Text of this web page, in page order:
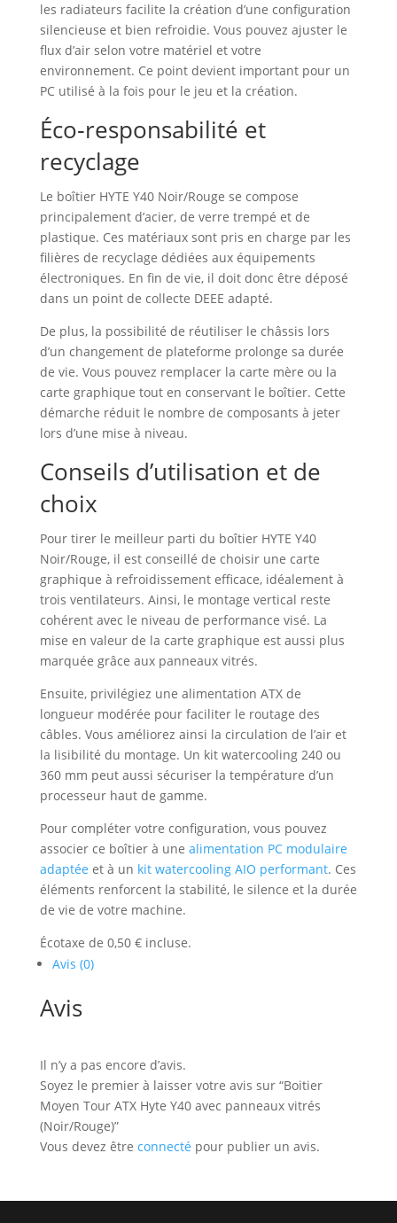
les radiateurs facilite la création d’une configuration
silencieuse et bien refroidie. Vous pouvez ajuster le
flux d’air selon votre matériel et votre
environnement. Ce point devient important pour un
PC utilisé à la fois pour le jeu et la création.
Éco‑responsabilité et
recyclage
Le boîtier HYTE Y40 Noir/Rouge se compose
principalement d’acier, de verre trempé et de
plastique. Ces matériaux sont pris en charge par les
filières de recyclage dédiées aux équipements
électroniques. En fin de vie, il doit donc être déposé
dans un point de collecte DEEE adapté.
De plus, la possibilité de réutiliser le châssis lors
d’un changement de plateforme prolonge sa durée
de vie. Vous pouvez remplacer la carte mère ou la
carte graphique tout en conservant le boîtier. Cette
démarche réduit le nombre de composants à jeter
lors d’une mise à niveau.
Conseils d’utilisation et de
choix
Pour tirer le meilleur parti du boîtier HYTE Y40
Noir/Rouge, il est conseillé de choisir une carte
graphique à refroidissement efficace, idéalement à
trois ventilateurs. Ainsi, le montage vertical reste
cohérent avec le niveau de performance visé. La
mise en valeur de la carte graphique est aussi plus
marquée grâce aux panneaux vitrés.
Ensuite, privilégiez une alimentation ATX de
longueur modérée pour faciliter le routage des
câbles. Vous améliorez ainsi la circulation de l’air et
la lisibilité du montage. Un kit watercooling 240 ou
360 mm peut aussi sécuriser la température d’un
processeur haut de gamme.
Pour compléter votre configuration, vous pouvez
associer ce boîtier à une alimentation PC modulaire
adaptée et à un kit watercooling AIO performant. Ces
éléments renforcent la stabilité, le silence et la durée
de vie de votre machine.
Écotaxe de 0,50 € incluse.
Avis (0)
Avis
Il n’y a pas encore d’avis.
Soyez le premier à laisser votre avis sur “Boitier
Moyen Tour ATX Hyte Y40 avec panneaux vitrés
(Noir/Rouge)”
Vous devez être connecté pour publier un avis.